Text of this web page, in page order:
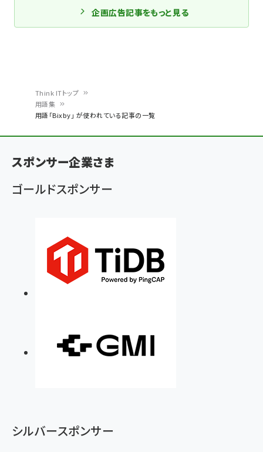
ン
く
ず
Think ITトップ
用語集
用語「Bixby」 が使われている記事の一覧
企画広告記事をもっと見る
スポンサー企業さま
ゴールドスポンサー
シルバースポンサー